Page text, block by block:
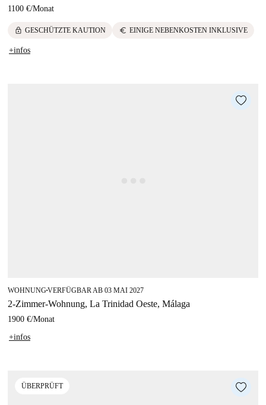
1100 €/Monat
lock GESCHÜTZTE KAUTION euro EINIGE NEBENKOSTEN INKLUSIVE
+infos
WOHNUNG■VERFÜGBAR AB 03 MAI 2027
2-Zimmer-Wohnung, La Trinidad Oeste, Málaga
1900 €/Monat
+infos
ÜBERPRÜFT